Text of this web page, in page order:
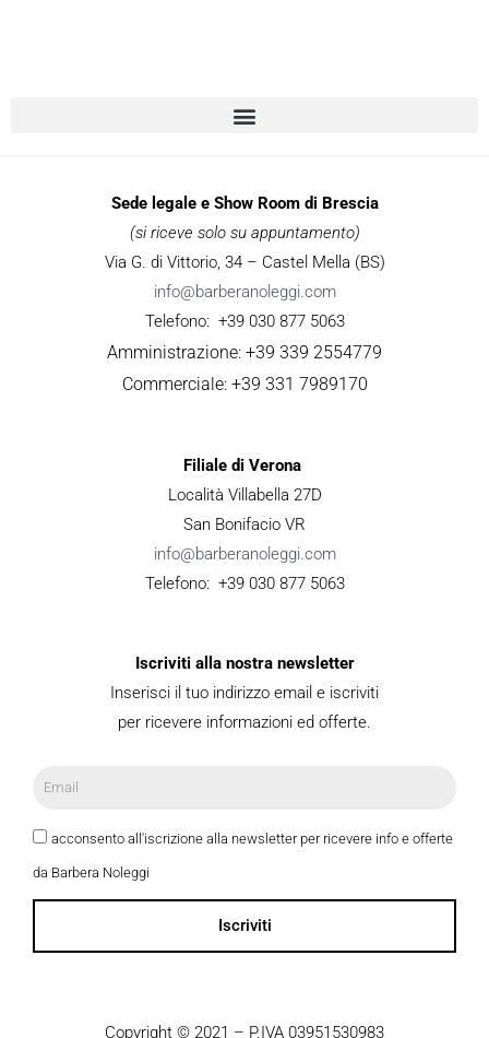
Sede legale e Show Room di Brescia
(si riceve solo su appuntamento)
Via G. di Vittorio, 34 – Castel Mella (BS)
info@barberanoleggi.com
Telefono: +39 030 877 5063
Amministrazione: +39 339 2554779
Commerciale: +39 331 7989170
Filiale di Verona
Località Villabella 27D
San Bonifacio VR
info@barberanoleggi.com
Telefono: +39 030 877 5063
Iscriviti alla nostra newsletter
Inserisci il tuo indirizzo email e iscriviti
per ricevere informazioni ed offerte.
acconsento all'iscrizione alla newsletter per ricevere info e offerte
da Barbera Noleggi
Iscriviti
Copyright © 2021 – P.IVA 03951530983